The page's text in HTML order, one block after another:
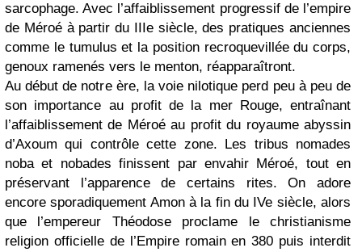
sarcophage. Avec l’affaiblissement progressif de l’empire
de Méroé à partir du IIIe siècle, des pratiques anciennes
comme le tumulus et la position recroquevillée du corps,
genoux ramenés vers le menton, réapparaîtront.
Au début de notre ère, la voie nilotique perd peu à peu de
son importance au profit de la mer Rouge, entraînant
l’affaiblissement de Méroé au profit du royaume abyssin
d’Axoum qui contrôle cette zone. Les tribus nomades
noba et nobades finissent par envahir Méroé, tout en
préservant l’apparence de certains rites. On adore
encore sporadiquement Amon à la fin du IVe siècle, alors
que l’empereur Théodose proclame le christianisme
religion officielle de l’Empire romain en 380 puis interdit